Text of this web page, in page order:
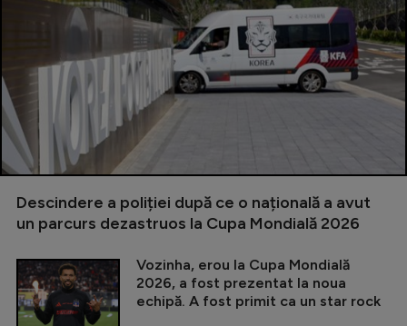
Descindere a poliției după ce o națională a avut
un parcurs dezastruos la Cupa Mondială 2026
Vozinha, erou la Cupa Mondială
2026, a fost prezentat la noua
echipă. A fost primit ca un star rock